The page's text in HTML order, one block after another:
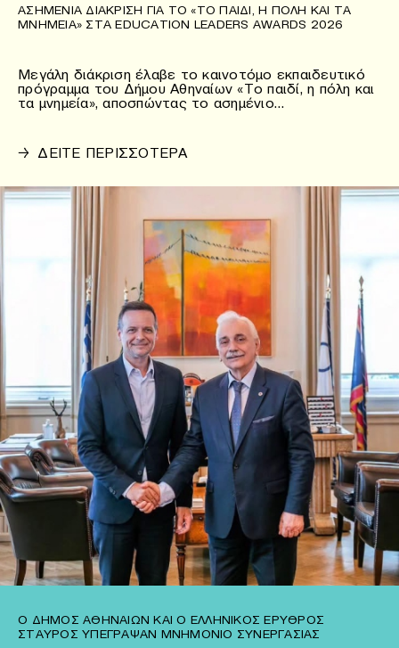
ΑΣΗΜΈΝΙΑ ΔΙΆΚΡΙΣΗ ΓΙΑ ΤΟ «ΤΟ ΠΑΙΔΊ, Η ΠΌΛΗ ΚΑΙ ΤΑ
ΜΝΗΜΕΊΑ» ΣΤΑ EDUCATION LEADERS AWARDS 2026
Μεγάλη διάκριση έλαβε το καινοτόμο εκπαιδευτικό
πρόγραμμα του Δήμου Αθηναίων «Το παιδί, η πόλη και
τα μνημεία», αποσπώντας το ασημένιο…
→ ΔΕΙΤΕ ΠΕΡΙΣΣΟΤΕΡΑ
Ο ΔΉΜΟΣ ΑΘΗΝΑΊΩΝ ΚΑΙ Ο ΕΛΛΗΝΙΚΌΣ ΕΡΥΘΡΌΣ
ΣΤΑΥΡΌΣ ΥΠΈΓΡΑΨΑΝ ΜΝΗΜΌΝΙΟ ΣΥΝΕΡΓΑΣΊΑΣ